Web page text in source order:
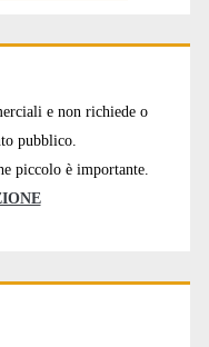
e non richiede o
pubblico.
piccolo è importante.